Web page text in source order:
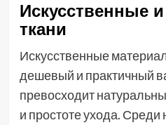
Искусственные
ткани
Искусственные
дешевый и практичный
превосходит
и простоте ухода. Среди